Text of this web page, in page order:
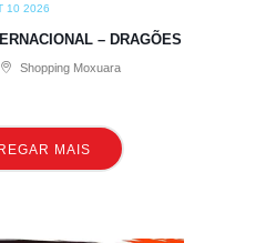
10 2026
– DRAGÕES
Shopping Moxuara
MAIS